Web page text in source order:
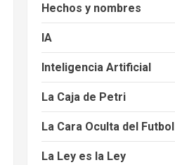
Hechos y nombres
IA
Inteligencia Artificial
La Caja de Petri
La Cara Oculta del Futbol
La Ley es la Ley